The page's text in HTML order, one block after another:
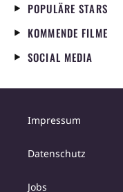
POPULÄRE STARS
KOMMENDE FILME
SOCIAL MEDIA
Impressum
Datenschutz
Jobs